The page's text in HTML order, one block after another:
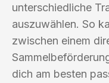
unterschiedliche
auszuwählen. So
zwischen einem
dich am besten